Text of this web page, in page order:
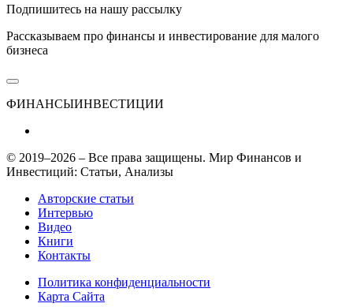
Подпишитесь на нашу рассылку
Рассказываем про финансы и инвестирование для малого
бизнеса
ФИНАНСЫИНВЕСТИЦИИ
© 2019–2026 – Все права защищены. Мир Финансов и
Инвестиций: Статьи, Анализы
Авторские статьи
Интервью
Видео
Книги
Контакты
Политика конфиденциальности
Карта Сайта